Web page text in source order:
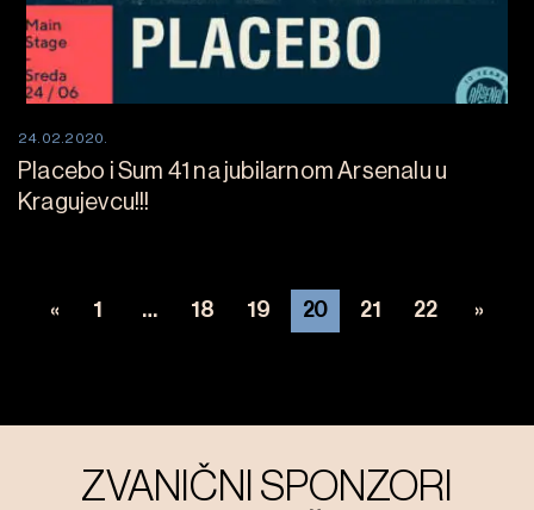
24.02.2020.
Placebo i Sum 41 na jubilarnom Arsenalu u
Kragujevcu!!!
Kretanje
« 1 … 18 19 20 21 22 »
ZVANIČNI SPONZORI